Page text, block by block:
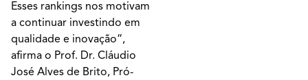
Esses rankings nos motivam
a continuar investindo em
qualidade e inovação”,
afirma o Prof. Dr. Cláudio
José Alves de Brito, Pró-